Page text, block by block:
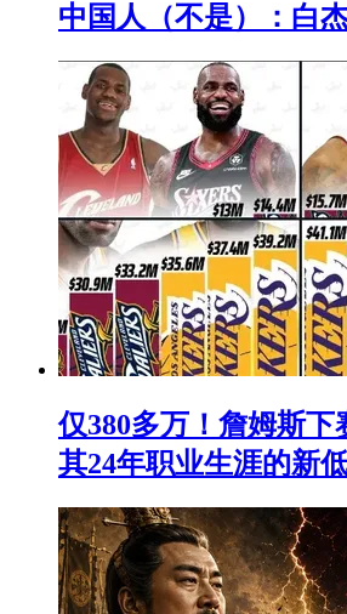
中国人（不是）：白
仅380多万！詹姆斯下
其24年职业生涯的新